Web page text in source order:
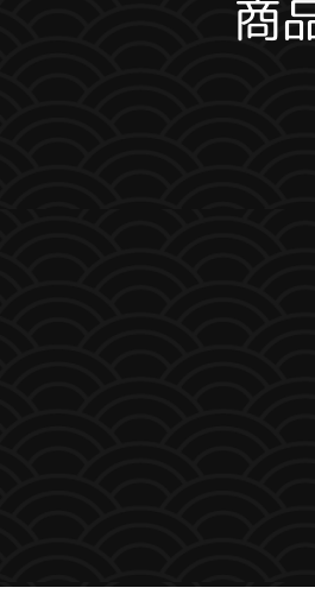
商